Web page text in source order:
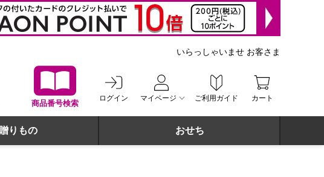
商品番号検索
ログイン マイページ ご利用ガイド カート
いらっしゃいませ お客さま
りもの おせち